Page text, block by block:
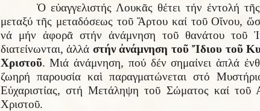
Ὁ εὐαγγελιστής Λουκᾶς θέτει τήν ἐντολή
μεταξύ τῆς μεταδόσεως τοῦ Ἄρτου καί τοῦ Οἴνου,
νά μήν ἀφορᾶ στήν ἀνάμνηση τοῦ θανάτου τοῦ
διατείνωνται, ἀλλά στήν ἀνάμνηση τοῦ Ἴδιου τοῦ
Χριστοῦ. Μιά ἀνάμνηση, πού δέν σημαίνει ἁπλά
ζωηρή παρουσία καὶ παραγματώνεται στό
Εὐχαριστίας, στή Μετάληψη τοῦ Σώματος καί τοῦ
Χριστοῦ.